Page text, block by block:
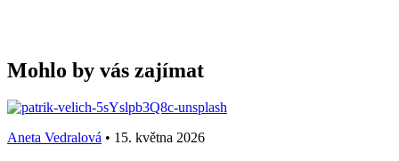
Mohlo by vás zajímat
Aneta Vedralová • 15. května 2026